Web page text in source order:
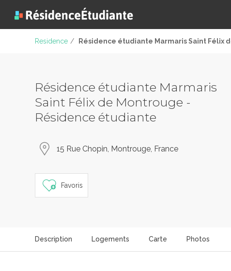
Residence / Résidence étudiante Marmaris Saint Félix
Résidence étudiante Marmaris
Saint Félix de Montrouge -
Résidence étudiante
15 Rue Chopin, Montrouge, France
Favoris
Description Logements Carte Photos